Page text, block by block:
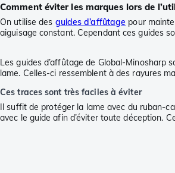
Comment éviter les marques lors de
On utilise des guides d’affûtage pour
aiguisage constant. Cependant ces guides
Les guides d’affûtage de Global-Minosharp
lame. Celles-ci ressemblent à des rayures
Ces traces sont très faciles à éviter
Il suffit de protéger la lame avec du ruban-
avec le guide afin d’éviter toute déception.